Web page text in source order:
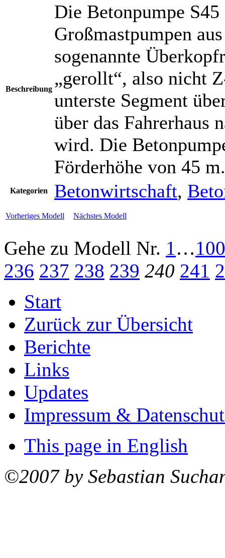
Beschreibung
Die Betonpumpe
Großmastpumpen
sogenannte
„gerollt“, also nicht
unterste Segment
über das Fahrerhaus
wird. Die
Förderhöhe von 45 m.
Kategorien Betonwirtschaft,
Vorheriges Modell Nächstes Modell
Gehe zu Modell Nr. 1…100
236 237 238 239 240 241
Start
Zurück zur Übersicht
Berichte
Links
Updates
Impressum &
This page in English
©2007 by Sebastian